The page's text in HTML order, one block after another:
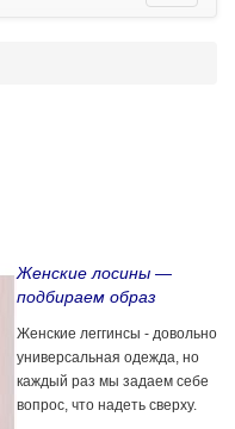
Женские лосины —
подбираем образ
Женские леггинсы - довольно
универсальная одежда, но
каждый раз мы задаем себе
вопрос, что надеть сверху.